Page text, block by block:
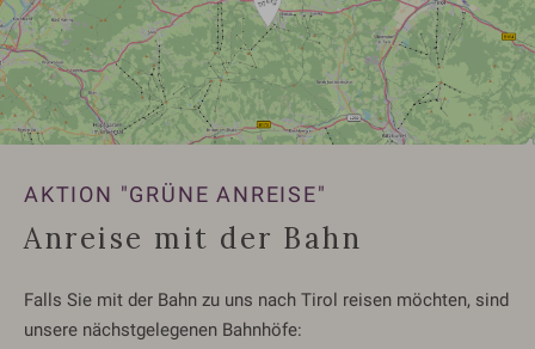
AKTION "GRÜNE ANREISE"
Anreise mit der Bahn
Falls Sie mit der Bahn zu uns nach Tirol reisen möchten, sind
unsere nächstgelegenen Bahnhöfe: